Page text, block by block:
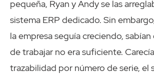
pequeña, Ryan y Andy se las
sistema ERP dedicado. Sin
la empresa seguía creciendo,
de trabajar no era suficiente.
trazabilidad por número de serie, el